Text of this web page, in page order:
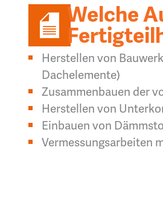
Welche
Herstellen von
Dachelemente)
Zusammenbauen der
Herstellen von
Einbauen von
Vermessungsarbeiten